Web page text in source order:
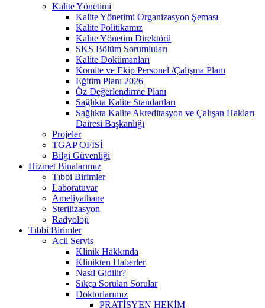
Kalite Yönetimi
Kalite Yönetimi Organizasyon Şeması
Kalite Politikamız
Kalite Yönetim Direktörü
SKS Bölüm Sorumluları
Kalite Dokümanları
Komite ve Ekip Personel /Çalışma Planı
Eğitim Planı 2026
Öz Değerlendirme Planı
Sağlıkta Kalite Standartları
Sağlıkta Kalite Akreditasyon ve Çalışan Hakları
Dairesi Başkanlığı
Projeler
TGAP OFİSİ
Bilgi Güvenliği
Hizmet Binalarımız
Tıbbi Birimler
Laboratuvar
Ameliyathane
Sterilizasyon
Radyoloji
Tıbbi Birimler
Acil Servis
Klinik Hakkında
Klinikten Haberler
Nasıl Gidilir?
Sıkça Sorulan Sorular
Doktorlarımız
PRATİSYEN HEKİM